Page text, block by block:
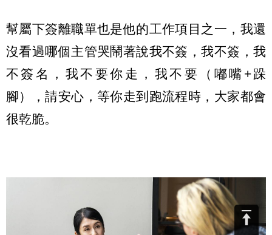
幫屬下簽離職單也是他的工作項目之一，我還
沒看過哪個主管哭鬧著說我不簽，我不簽，我
不簽名，我不要你走，我不要（嘟嘴+跺
腳），請安心，等你走到跑流程時，大家都會
很乾脆。